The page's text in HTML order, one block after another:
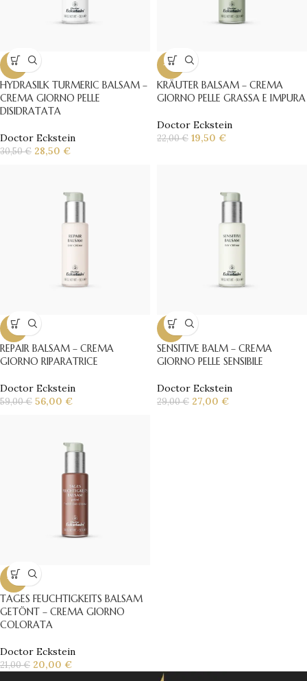
-7%
HYDRASILK TURMERIC BALSAM –
CREMA GIORNO PELLE
DISIDRATATA
Doctor Eckstein
30,50€ 28,50 €
-11%
KRÄUTER BALSAM – CREMA
GIORNO PELLE GRASSA E IMPURA
Doctor Eckstein
22,00€ 19,50 €
-5%
REPAIR BALSAM – CREMA
GIORNO RIPARATRICE
Doctor Eckstein
59,00€ 56,00 €
-7%
SENSITIVE BALM – CREMA
GIORNO PELLE SENSIBILE
Doctor Eckstein
29,00€ 27,00 €
-5%
TAGES FEUCHTIGKEITS BALSAM
GETÖNT – CREMA GIORNO
COLORATA
Doctor Eckstein
21,00€ 20,00 €